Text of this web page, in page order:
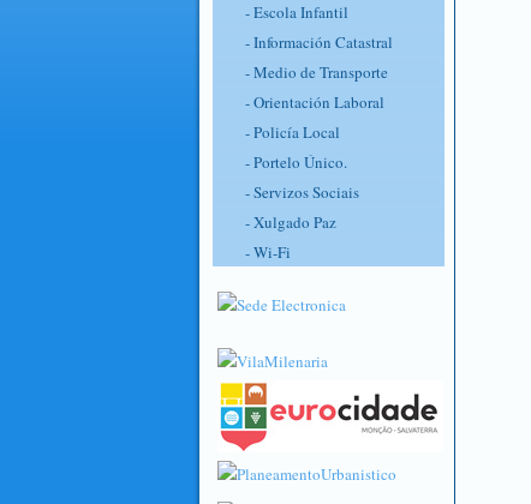
- Escola Infantil
- Información Catastral
- Medio de Transporte
- Orientación Laboral
- Policía Local
- Portelo Único.
- Servizos Sociais
- Xulgado Paz
- Wi-Fi